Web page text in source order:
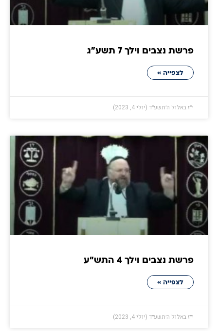
פרשת נצבים וילך 7 תשע״ג
לצפייה »
י״ז באלול ה׳תשע״ד (יולי 4, 2023)
פרשת נצבים וילך 4 התש״ע
לצפייה »
י״ז באלול ה׳תשע״ד (יולי 4, 2023)